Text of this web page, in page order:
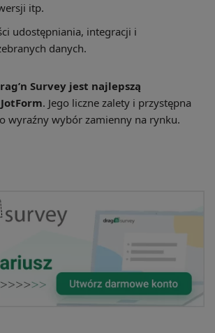
itp.
udostępniania, integracji i
danych.
Survey jest najlepszą
. Jego liczne zalety i przystępna
wyraźny wybór zamienny na rynku.